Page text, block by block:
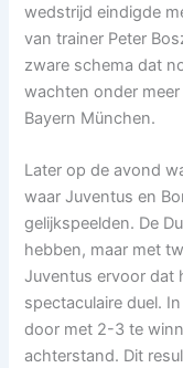
wedstrijd eindigde
van trainer Peter
zware schema dat
wachten onder
Bayern München.
Later op de avond
waar Juventus en
gelijkspeelden. De
hebben, maar met
Juventus ervoor dat
spectaculaire duel.
door met 2-3 te
achterstand. Dit